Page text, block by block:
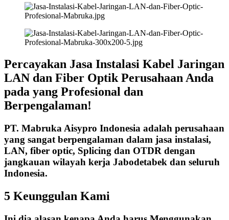
Percayakan Jasa Instalasi Kabel Jaringan
LAN dan Fiber Optik Perusahaan Anda
pada yang Profesional dan
Berpengalaman!
PT. Mabruka Aisypro Indonesia adalah perusahaan
yang sangat berpengalaman dalam jasa instalasi,
LAN, fiber optic, Splicing dan OTDR dengan
jangkauan wilayah kerja Jabodetabek dan seluruh
Indonesia.
5 Keunggulan Kami